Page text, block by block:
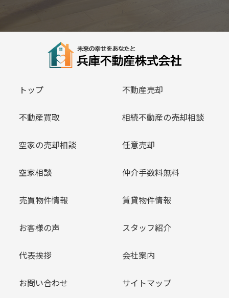
トップ 不動産売却
不動産買取 相続不動産の売却相談
空家の売却相談 任意売却
空家相談 仲介手数料無料
売買物件情報 賃貸物件情報
お客様の声 スタッフ紹介
代表挨拶 会社案内
お問い合わせ サイトマップ